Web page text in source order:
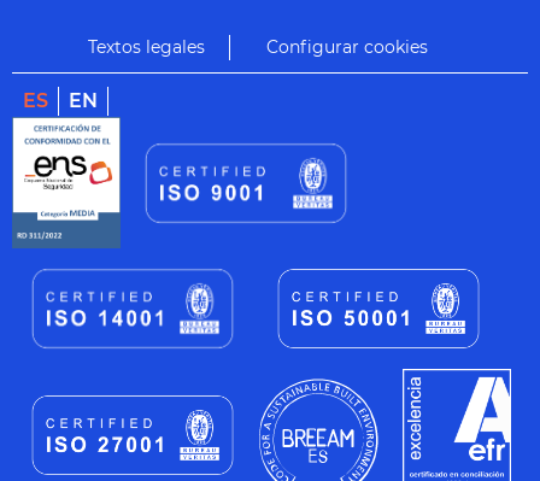
Textos legales Configurar cookies
ES EN